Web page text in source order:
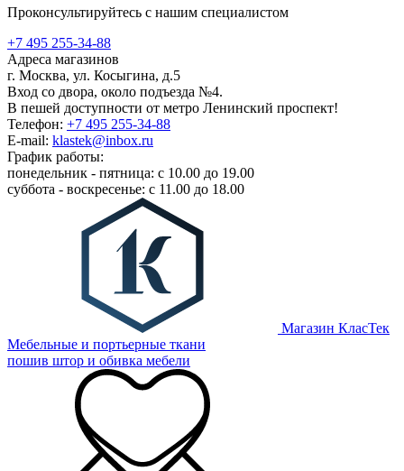
Проконсультируйтесь с нашим специалистом
+7 495 255-34-88
Адреса магазинов
г. Москва, ул. Косыгина, д.5
Вход со двора, около подъезда №4.
В пешей доступности от метро Ленинский проспект!
Телефон: +7 495 255-34-88
E-mail: klastek@inbox.ru
График работы:
понедельник - пятница: с 10.00 до 19.00
суббота - воскресенье: с 11.00 до 18.00
Магазин КласТек
Мебельные и портьерные ткани
пошив штор и обивка мебели